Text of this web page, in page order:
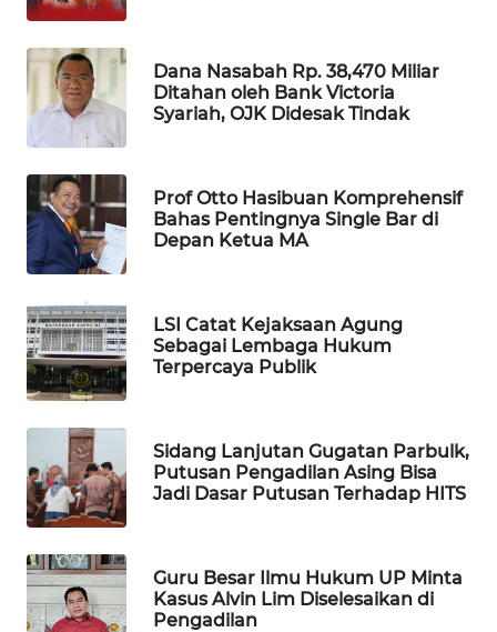
Dana Nasabah Rp. 38,470 Miliar
Ditahan oleh Bank Victoria
Syariah, OJK Didesak Tindak
Prof Otto Hasibuan Komprehensif
Bahas Pentingnya Single Bar di
Depan Ketua MA
LSI Catat Kejaksaan Agung
Sebagai Lembaga Hukum
Terpercaya Publik
Sidang Lanjutan Gugatan Parbulk,
Putusan Pengadilan Asing Bisa
Jadi Dasar Putusan Terhadap HITS
Guru Besar Ilmu Hukum UP Minta
Kasus Alvin Lim Diselesaikan di
Pengadilan
WAHANANEWS
CO ID
WAHANANEWS
NET
WAHANA
SPORT
WAHANA
WAHANA
SELEB
WAHANA
PERSONA
WAHANA
WAHANA
HEALTH